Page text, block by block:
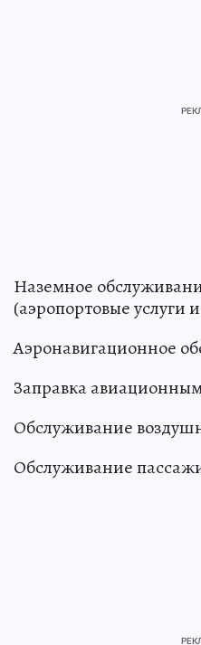
Наземное
(аэропортовые услуги
Аэронавигационное
Заправка
Обслуживание
Обслуживание